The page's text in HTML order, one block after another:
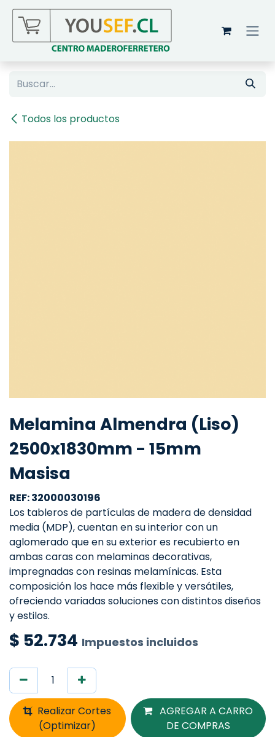
Ir al contenido
Todos los productos
Melamina Almendra (Liso)
2500x1830mm - 15mm
Masisa
REF: 32000030196
Los tableros de partículas de madera de densidad
media (MDP), cuentan en su interior con un
aglomerado que en su exterior es recubierto en
ambas caras con melaminas decorativas,
impregnadas con resinas melamínicas. Esta
composición los hace más flexible y versátiles,
ofreciendo variadas soluciones con distintos diseños
y estilos.
$ 52.734 Impuestos incluidos
Realizar Cortes
(Optimizar)
AGREGAR A CARRO
DE COMPRAS